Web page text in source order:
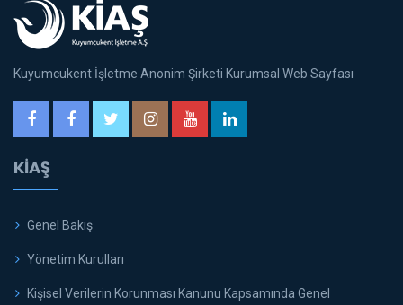
Kuyumcukent İşletme Anonim Şirketi Kurumsal Web Sayfası
KİAŞ
Genel Bakış
Yönetim Kurulları
Kişisel Verilerin Korunması Kanunu Kapsamında Genel